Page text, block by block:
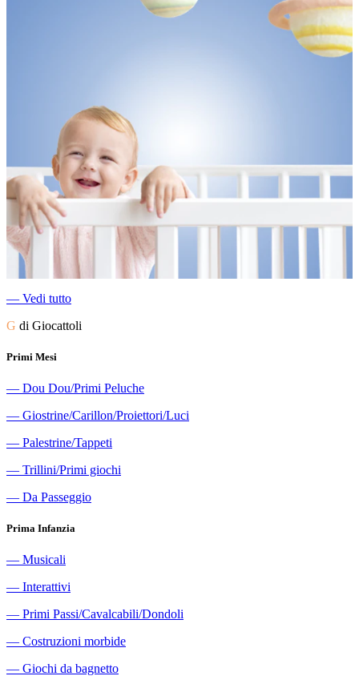
― Vedi tutto
G di Giocattoli
Primi Mesi
― Dou Dou/Primi Peluche
― Giostrine/Carillon/Proiettori/Luci
― Palestrine/Tappeti
― Trillini/Primi giochi
― Da Passeggio
Prima Infanzia
― Musicali
― Interattivi
― Primi Passi/Cavalcabili/Dondoli
― Costruzioni morbide
― Giochi da bagnetto